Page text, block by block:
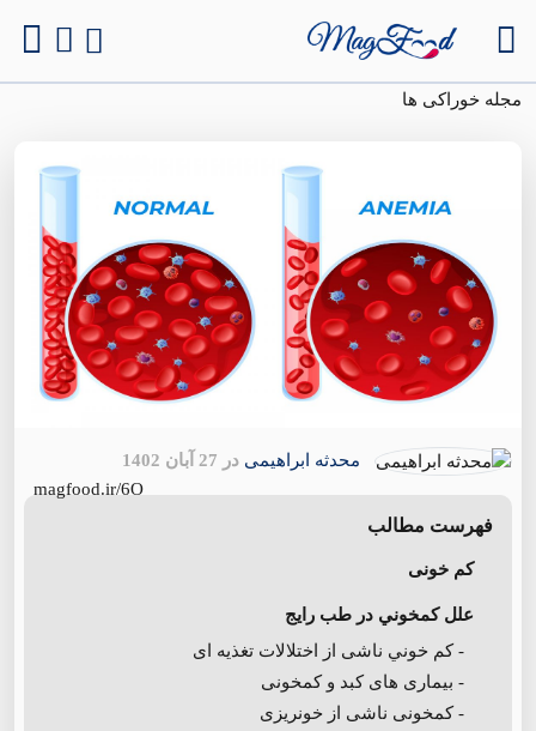
مجله خوراکی ها
محدثه ابراهیمی در 27 آبان 1402
magfood.ir/6O
فهرست مطالب
کم خونی
علل كمخوني در طب رايج
- كم خوني ناشی از اختلالات تغذيه ای
- بيماری های كبد و كمخونی
- كمخونی ناشی از خونريزی